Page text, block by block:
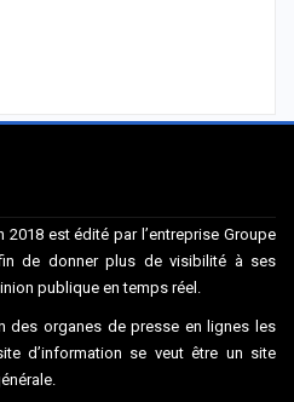
2018 est édité par l’entreprise Groupe
de donner plus de visibilité à ses
publique en temps réel.
des organes de presse en lignes les
d’information se veut être un site